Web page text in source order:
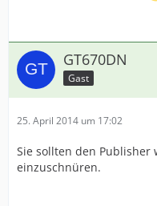
GT670DN
Gast
25. April 2014 um 17:02
Sie sollten den Publisher
einzuschnüren.